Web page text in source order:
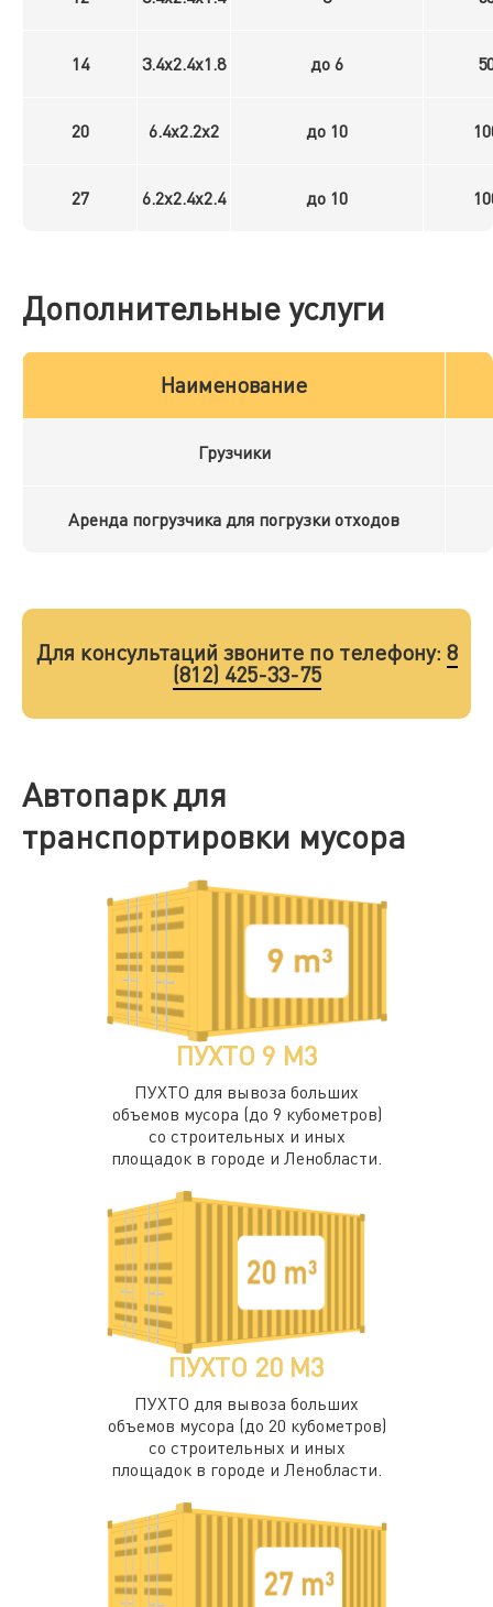
14 3.4x2.4x1.8 до 6
20 6.4x2.2x2 до 10
27 6.2x2.4x2.4 до 10
Дополнительные услуги
Наименование
Грузчики
Аренда погрузчика для погрузки отходов
Для консультаций звоните по телефону: 8
(812) 425-33-75
Автопарк для
транспортировки мусора
ПУХТО 9 М3
ПУХТО для вывоза больших
объемов мусора (до 9 кубометров)
со строительных и иных
площадок в городе и Ленобласти.
ПУХТО 20 М3
ПУХТО для вывоза больших
объемов мусора (до 20 кубометров)
со строительных и иных
площадок в городе и Ленобласти.